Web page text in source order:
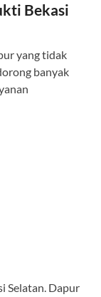
Bekasi
yang tidak
banyak
Selatan. Dapur